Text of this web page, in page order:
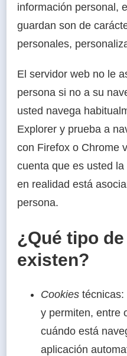
información personal,
guardan son de
personales,
El servidor web no le
persona si no a su
usted navega
Explorer y prueba a
con Firefox o Chrome
cuenta que es usted
en realidad está
persona.
¿Qué tipo de
existen?
Cookies técnicas:
y permiten, entre
cuándo está
aplicación